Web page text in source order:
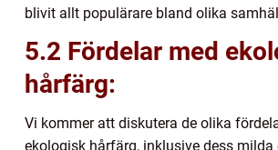
blivit allt populärare bland olika
5.2 Fördelar med
hårfärg:
Vi kommer att diskutera de olika
ekologisk hårfärg, inklusive dess milda